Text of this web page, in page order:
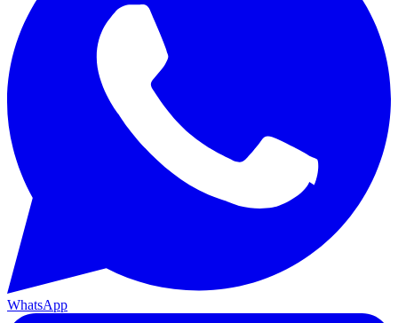
WhatsApp